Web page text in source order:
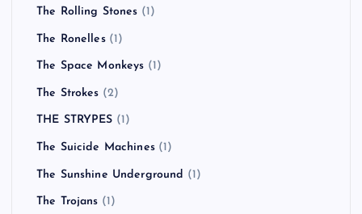
The Rolling Stones (1)
The Ronelles(1)
The Space Monkeys (1)
The Strokes (2)
THE STRYPES (1)
The Suicide Machines(1)
The Sunshine Underground (1)
The Trojans (1)